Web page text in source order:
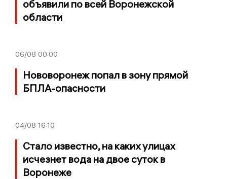
объявили по всей Воронежской
области
06/08 00:00
Нововоронеж попал в зону прямой
БПЛА-опасности
04/08 16:10
Стало известно, на каких улицах
исчезнет вода на двое суток в
Воронеже